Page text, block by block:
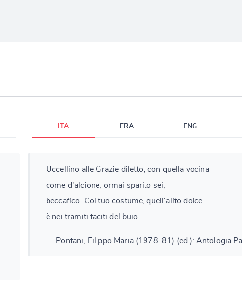
ITA FRA ENG
Uccellino alle Grazie diletto, con quella vocina
come d'alcione, ormai sparito sei,
beccafico. Col tuo costume, quell'alito dolce
è nei tramiti taciti del buio.
— Pontani, Filippo Maria (1978-81) (ed.): Antologia